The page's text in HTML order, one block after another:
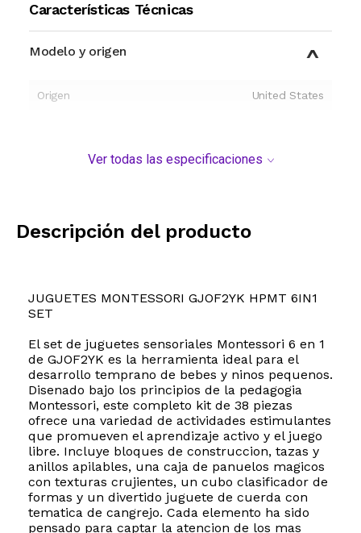
Características Técnicas
Modelo y origen
Origen United States
Ver todas las especificaciones
Descripción del producto
JUGUETES MONTESSORI GJOF2YK HPMT 6IN1
SET
El set de juguetes sensoriales Montessori 6 en 1
de GJOF2YK es la herramienta ideal para el
desarrollo temprano de bebes y ninos pequenos.
Disenado bajo los principios de la pedagogia
Montessori, este completo kit de 38 piezas
ofrece una variedad de actividades estimulantes
que promueven el aprendizaje activo y el juego
libre. Incluye bloques de construccion, tazas y
anillos apilables, una caja de panuelos magicos
con texturas crujientes, un cubo clasificador de
formas y un divertido juguete de cuerda con
tematica de cangrejo. Cada elemento ha sido
pensado para captar la atencion de los mas